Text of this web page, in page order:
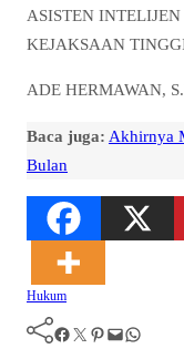
ASISTEN INTELIJEN
KEJAKSAAN
ADE HERMAWAN,
Baca juga: Akhirnya
Bulan
Hukum
Facebook Twitter Pinterest Mail WhatsApp